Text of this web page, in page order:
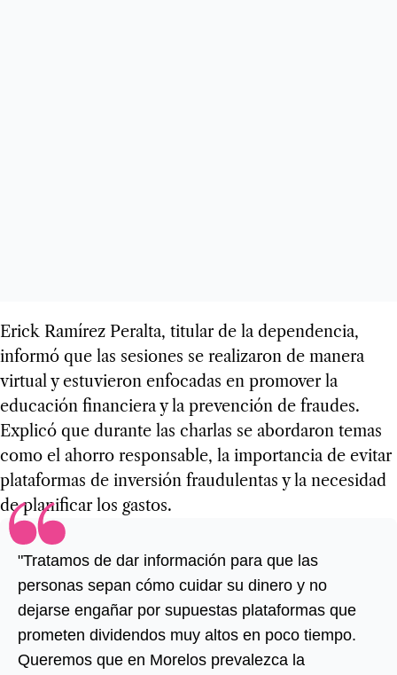
Erick Ramírez Peralta, titular de la dependencia,
informó que las sesiones se realizaron de manera
virtual y estuvieron enfocadas en promover la
educación financiera y la prevención de fraudes.
Explicó que durante las charlas se abordaron temas
como el ahorro responsable, la importancia de evitar
plataformas de inversión fraudulentas y la necesidad
de planificar los gastos.
"Tratamos de dar información para que las
personas sepan cómo cuidar su dinero y no
dejarse engañar por supuestas plataformas que
prometen dividendos muy altos en poco tiempo.
Queremos que en Morelos prevalezca la